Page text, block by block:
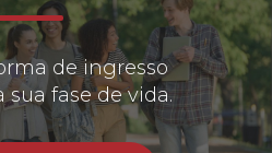
de ingresso
fase de vida.